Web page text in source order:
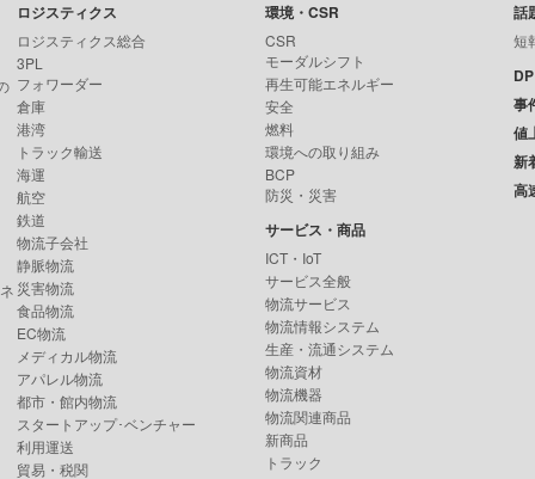
ロジスティクス
ロジスティクス総合
3PL
フォワーダー
倉庫
港湾
トラック輸送
海運
航空
鉄道
物流子会社
静脈物流
災害物流
食品物流
EC物流
メディカル物流
アパレル物流
都市・館内物流
スタートアップ･ベンチャー
利用運送
貿易・税関
環境・CSR
CSR
モーダルシフト
再生可能エネルギー
安全
燃料
環境への取り組み
BCP
防災・災害
サービス・商品
ICT・IoT
サービス全般
物流サービス
物流情報システム
生産・流通システム
物流資材
物流機器
物流関連商品
新商品
トラック
話
短
事
値
新
高